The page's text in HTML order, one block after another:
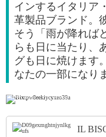
インするイタリア
革製品ブランド。
そう「雨が降れば
らも日に当たり、
グも日に焼けます
なたの一部になり
引用: https://item-shopping.c.yimg.jp/i/
IL